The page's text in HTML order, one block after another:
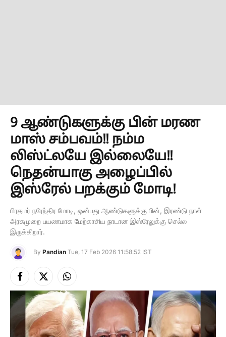
9 ஆண்டுகளுக்கு பின் மரண
மாஸ் சம்பவம்!! நம்ம
லிஸ்ட்லயே இல்லையே!!
நெதன்யாகு அழைப்பில்
இஸ்ரேல் பறக்கும் மோடி!
பிரதமர் நரேந்திர மோடி, ஒன்பது ஆண்டுகளுக்கு பின், இரண்டு நாள்
அரசுமுறை பயணமாக மேற்காசிய நாடான இஸ்ரேலுக்கு செல்ல
இருக்கிறார்.
By Pandian Tue, 17 Feb 2026 11:58:52 IST
Facebook
X
(Twitter)
Instagram